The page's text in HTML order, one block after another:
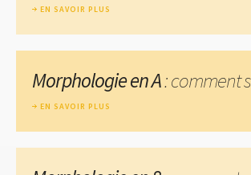
EN SAVOIR PLUS
Morphologie en A: comment
EN SAVOIR PLUS